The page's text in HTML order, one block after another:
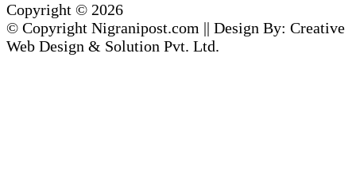
Copyright © 2026
© Copyright Nigranipost.com || Design By: Creative
Web Design & Solution Pvt. Ltd.